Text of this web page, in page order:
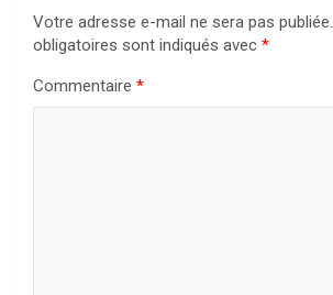
Votre adresse e-mail ne sera pas publiée.
obligatoires sont indiqués avec *
Commentaire *